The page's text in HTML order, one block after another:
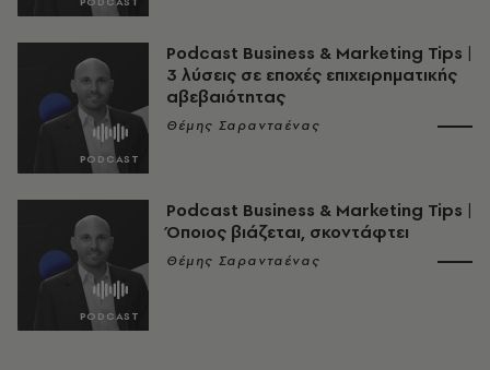
Podcast Business & Marketing Tips |
3 λύσεις σε εποχές επιχειρηματικής
αβεβαιότητας
Θέμης Σαρανταένας
Podcast Business & Marketing Tips |
Όποιος βιάζεται, σκοντάφτει
Θέμης Σαρανταένας